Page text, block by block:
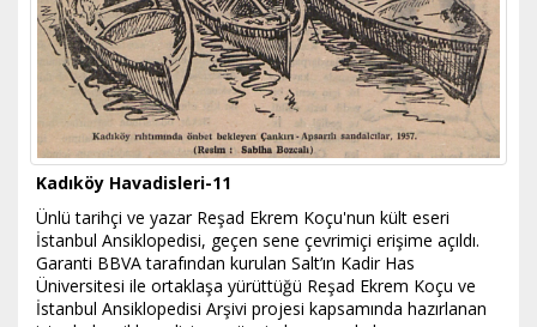
Kadıköy Havadisleri-11
Ünlü tarihçi ve yazar Reşad Ekrem Koçu'nun kült eseri
İstanbul Ansiklopedisi, geçen sene çevrimiçi erişime açıldı.
Garanti BBVA tarafından kurulan Salt’ın Kadir Has
Üniversitesi ile ortaklaşa yürüttüğü Reşad Ekrem Koçu ve
İstanbul Ansiklopedisi Arşivi projesi kapsamında hazırlanan